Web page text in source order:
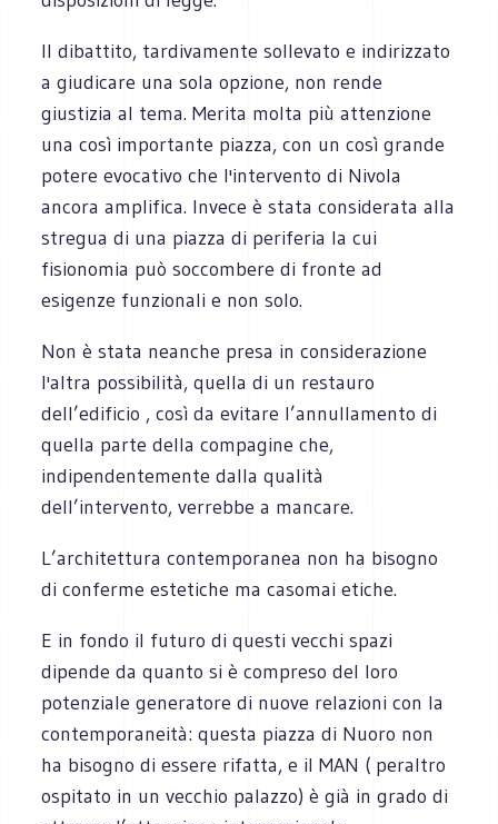
Il dibattito, tardivamente sollevato e indirizzato
a giudicare una sola opzione, non rende
giustizia al tema. Merita molta più attenzione
una così importante piazza, con un così grande
potere evocativo che l'intervento di Nivola
ancora amplifica. Invece è stata considerata alla
stregua di una piazza di periferia la cui
fisionomia può soccombere di fronte ad
esigenze funzionali e non solo.
Non è stata neanche presa in considerazione
l'altra possibilità, quella di un restauro
dell’edificio , così da evitare l’annullamento di
quella parte della compagine che,
indipendentemente dalla qualità
dell’intervento, verrebbe a mancare.
L’architettura contemporanea non ha bisogno
di conferme estetiche ma casomai etiche.
E in fondo il futuro di questi vecchi spazi
dipende da quanto si è compreso del loro
potenziale generatore di nuove relazioni con la
contemporaneità: questa piazza di Nuoro non
ha bisogno di essere rifatta, e il MAN ( peraltro
ospitato in un vecchio palazzo) è già in grado di